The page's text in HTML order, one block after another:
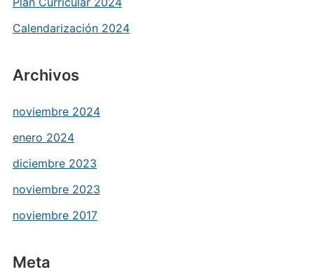
Calendarización 2024
Archivos
noviembre 2024
enero 2024
diciembre 2023
noviembre 2023
noviembre 2017
Meta